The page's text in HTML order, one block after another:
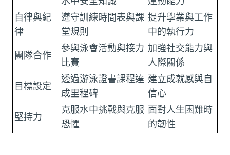
自律與紀
律
遵守訓練時間表與課
堂規則
提升學業與工作
中的執行力
團隊合作
參與泳會活動與接力
比賽
加強社交能力與
人際關係
目標設定
透過游泳證書課程達
成里程碑
建立成就感與自
信心
堅持力
克服水中挑戰與克服
恐懼
面對人生困難時
的韌性